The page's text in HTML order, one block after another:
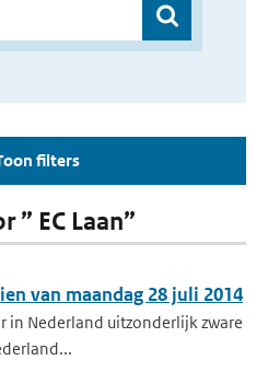
filters
” EC Laan”
van maandag 28 juli 2014
in Nederland uitzonderlijk zware